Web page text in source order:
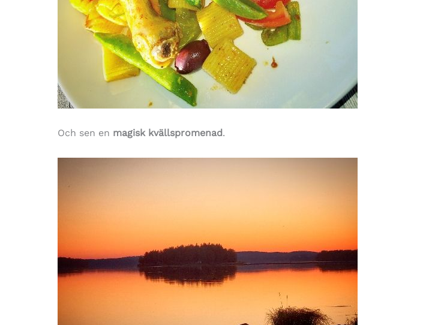
Och sen en magisk kvällspromenad.